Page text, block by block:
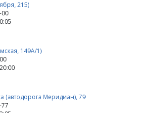
215)
00
149А/1)
(автодорога Меридиан), 79